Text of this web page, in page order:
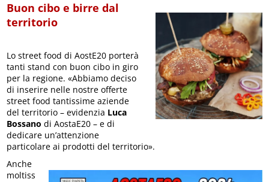
Buon cibo e birre dal
territorio
Lo street food di AostE20 porterà
tanti stand con buon cibo in giro
per la regione. «Abbiamo deciso
di inserire nelle nostre offerte
street food tantissime aziende
del territorio – evidenzia Luca
Bossano di AostaE20 – e di
dedicare un’attenzione
particolare ai prodotti del territorio».
Anche
moltiss